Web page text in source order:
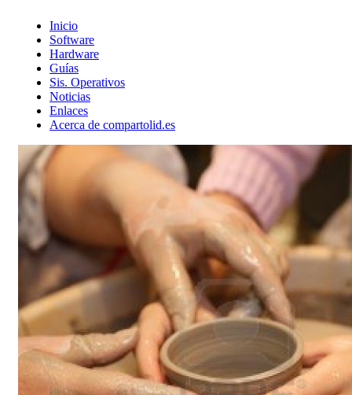
Inicio
Software
Hardware
Guías
Sis. Operativos
Noticias
Enlaces
Acerca de compartolid.es